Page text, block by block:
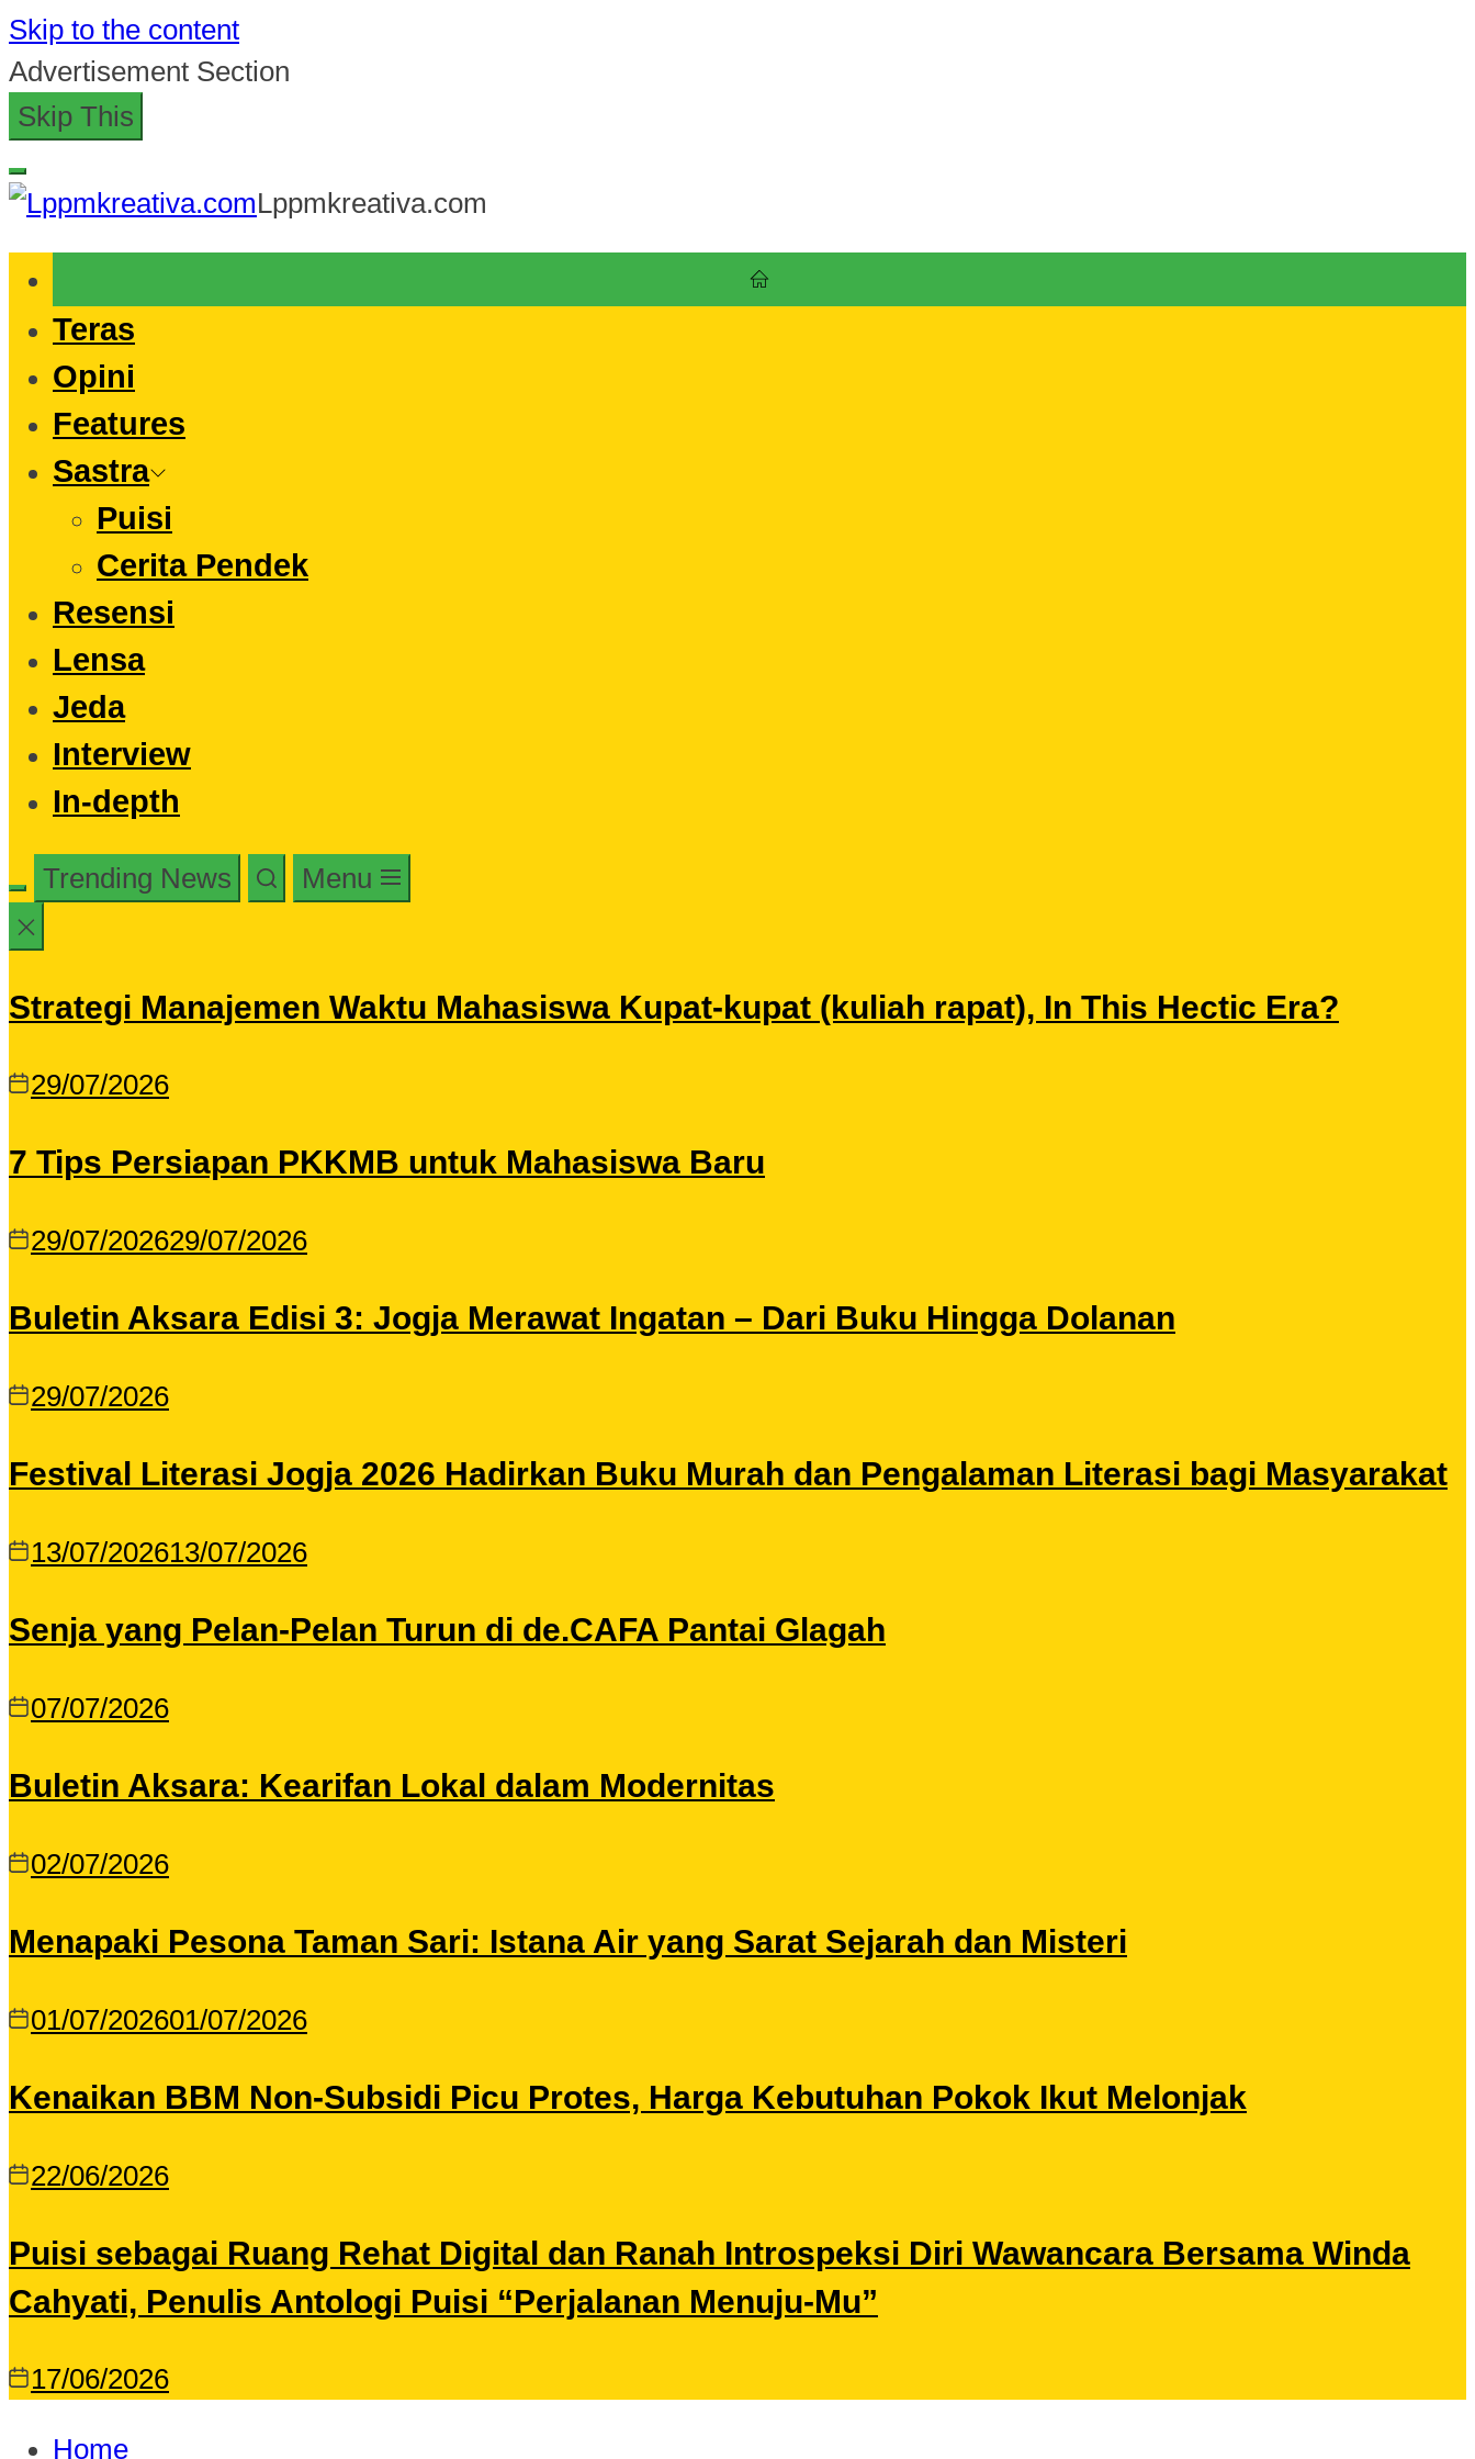
Skip to the content
Advertisement Section
Skip This
Lppmkreativa.com
Teras
Opini
Features
Sastra
Puisi
Cerita Pendek
Resensi
Lensa
Jeda
Interview
In-depth
Trending News Menu
Strategi Manajemen Waktu Mahasiswa Kupat-kupat (kuliah rapat), In This Hectic Era?
29/07/2026
7 Tips Persiapan PKKMB untuk Mahasiswa Baru
29/07/202629/07/2026
Buletin Aksara Edisi 3: Jogja Merawat Ingatan – Dari Buku Hingga Dolanan
29/07/2026
Festival Literasi Jogja 2026 Hadirkan Buku Murah dan Pengalaman Literasi bagi Masyarakat
13/07/202613/07/2026
Senja yang Pelan-Pelan Turun di de.CAFA Pantai Glagah
07/07/2026
Buletin Aksara: Kearifan Lokal dalam Modernitas
02/07/2026
Menapaki Pesona Taman Sari: Istana Air yang Sarat Sejarah dan Misteri
01/07/202601/07/2026
Kenaikan BBM Non-Subsidi Picu Protes, Harga Kebutuhan Pokok Ikut Melonjak
22/06/2026
Puisi sebagai Ruang Rehat Digital dan Ranah Introspeksi Diri Wawancara Bersama Winda
Cahyati, Penulis Antologi Puisi “Perjalanan Menuju-Mu”
17/06/2026
Home